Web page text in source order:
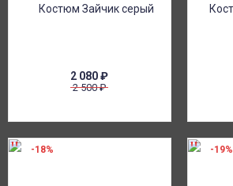
2 080₽
2 500₽
-18% -19%